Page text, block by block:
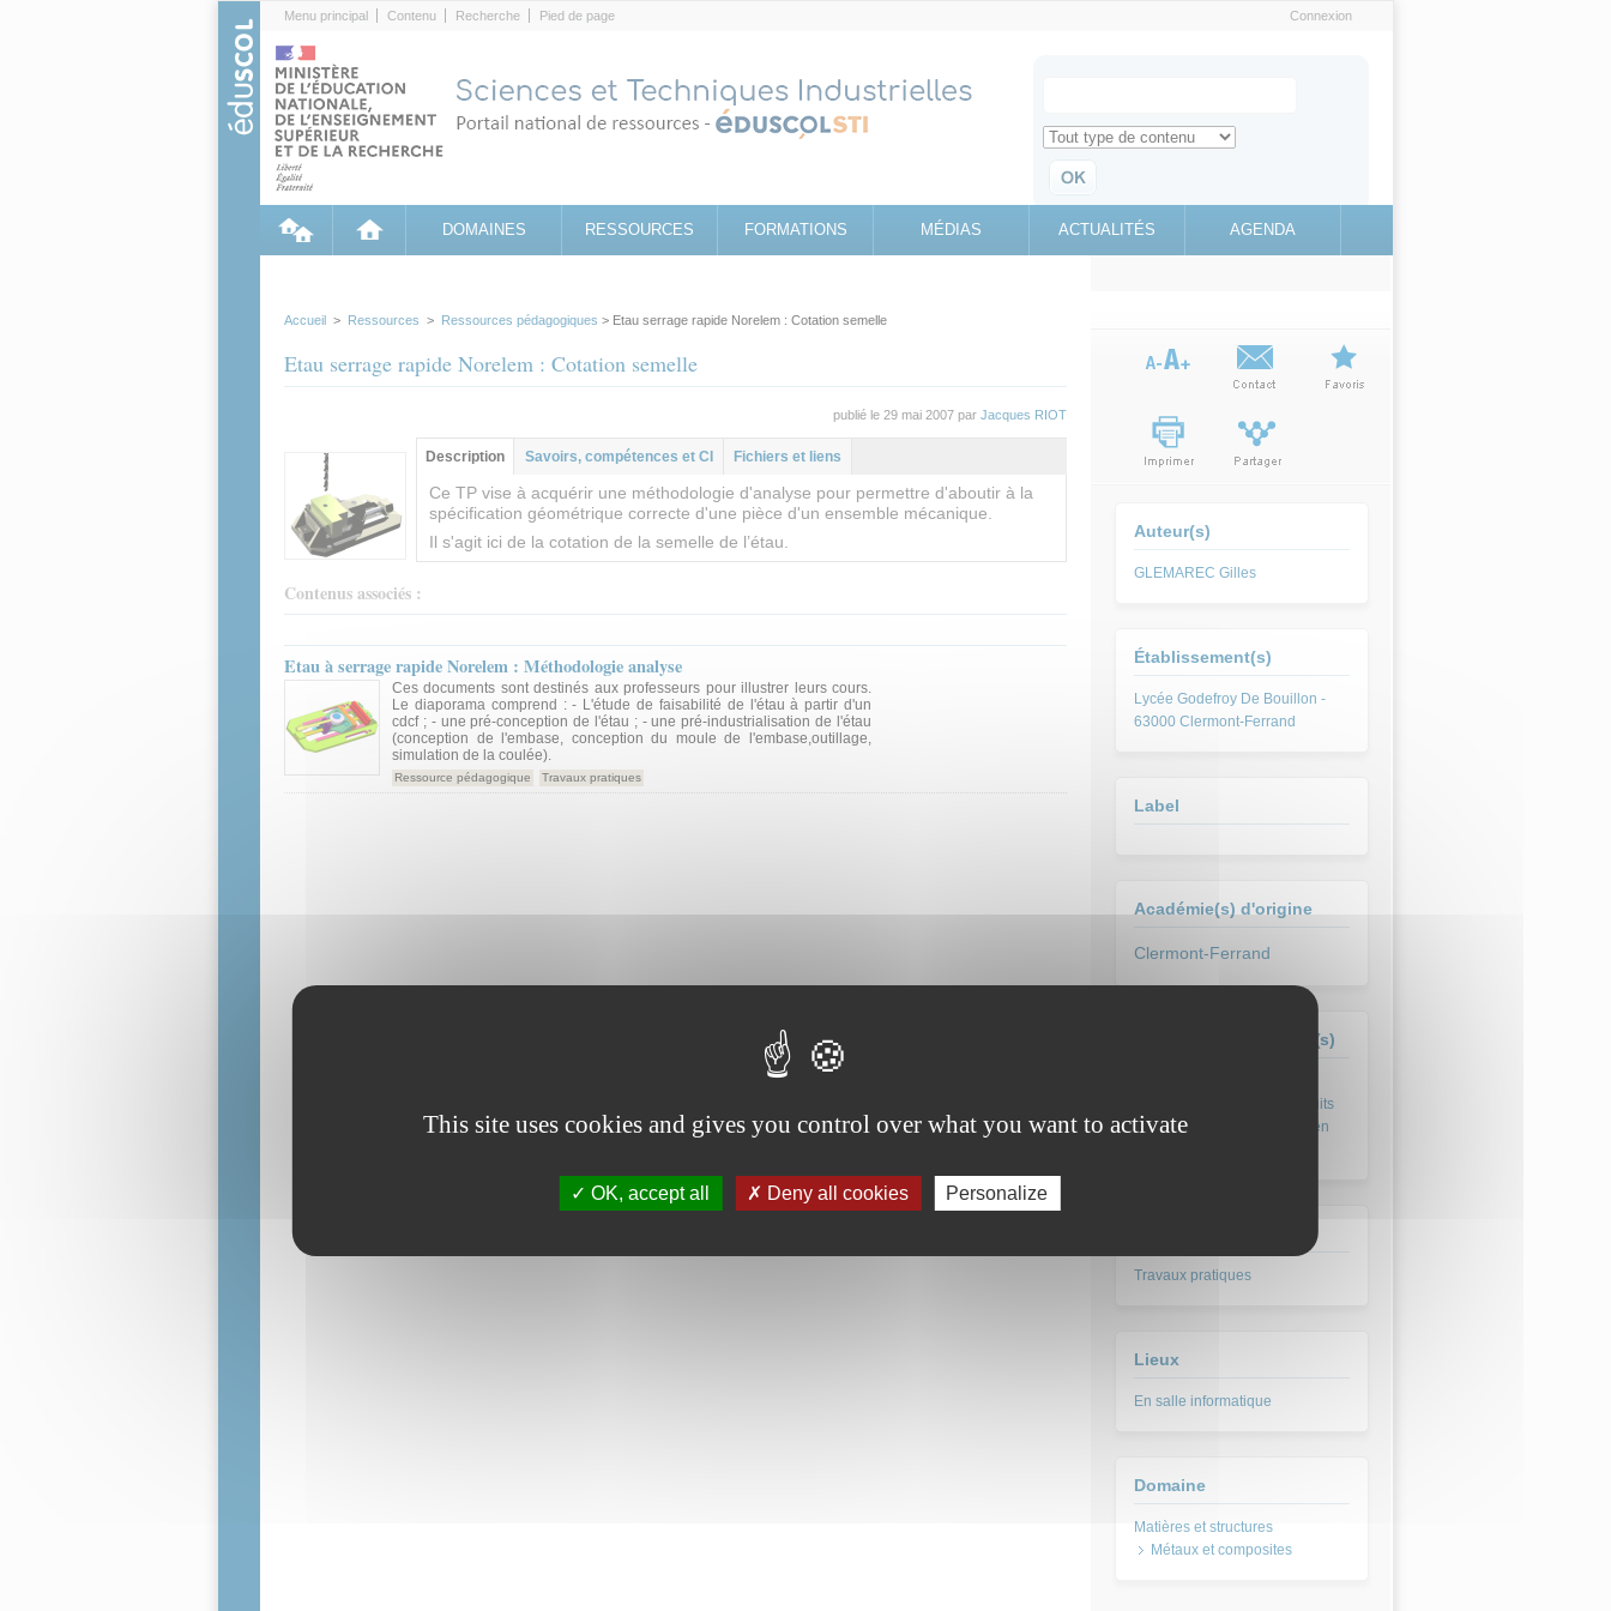
Menu principal Contenu Recherche Pied de page Connexion
Search for
Retrouvez toute l'information sur le site education.gouv.fr
DOMAINES RESSOURCES FORMATIONS MÉDIAS ACTUALITÉS AGENDA
Accueil > Ressources > Ressources pédagogiques > Etau serrage rapide Norelem : Cotation semelle
Etau serrage rapide Norelem : Cotation semelle
publié le 29 mai 2007 par Jacques RIOT
Contenu principal
Description (onglet
actif)
Savoirs, compétences et CI Fichiers et liens
Ce TP vise à acquérir une méthodologie d'analyse pour permettre d'aboutir à la
spécification géométrique correcte d'une pièce d'un ensemble mécanique.
Il s'agit ici de la cotation de la semelle de l’étau.
Contenus associés :
Etau à serrage rapide Norelem : Méthodologie analyse
Ces documents sont destinés aux professeurs pour illustrer leurs cours.
Le diaporama comprend : - L'étude de faisabilité de l'étau à partir d'un
cdcf ; - une pré-conception de l'étau ; - une pré-industrialisation de l'étau
(conception de l'embase, conception du moule de l'embase,outillage,
simulation de la coulée).
Ressource pédagogique Travaux pratiques
Auteur(s)
GLEMAREC Gilles
Établissement(s)
Lycée Godefroy De Bouillon -
63000 Clermont-Ferrand
Label
Académie(s) d'origine
Clermont-Ferrand
Formation(s) concernée(s)
BTS Conception de produits
industriels - CPI (abrogé en
Travaux pratiques
Lieux
En salle informatique
Domaine
Métaux et composites
This site uses cookies and gives you control over what you want to activate
OK, accept all Deny all cookies Personalize